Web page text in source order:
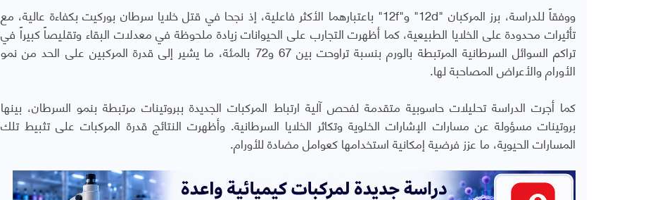
ووفقاً للدراسة، برز المركبان "12d" و"12f" باعتبارهما الأكثر فاعلية، إذ نجحا في قتل خلايا سرطان بوركيت بكفاءة عالية، مع
تأثيرات محدودة على الخلايا الطبيعية، كما أظهرت التجارب على الحيوانات زيادة ملحوظة في معدلات البقاء وتقليصاً كبيراً في
تراكم السوائل السرطانية المرتبطة بالورم بنسبة تراوحت بين 67 و72 بالمئة، ما يشير إلى قدرة المركبين على الحد من نمو
الأورام والأعراض المصاحبة لها.
كما أجرت الدراسة تحليلات حاسوبية متقدمة لفحص آلية ارتباط المركبات الجديدة ببروتينات مرتبطة بنمو السرطان، بينها
بروتينات مسؤولة عن مسارات الإشارات الخلوية وتكاثر الخلايا السرطانية. وأظهرت النتائج قدرة المركبات على تثبيط تلك
المسارات الحيوية، ما عزز فرضية إمكانية استخدامها كعوامل مضادة للأورام.